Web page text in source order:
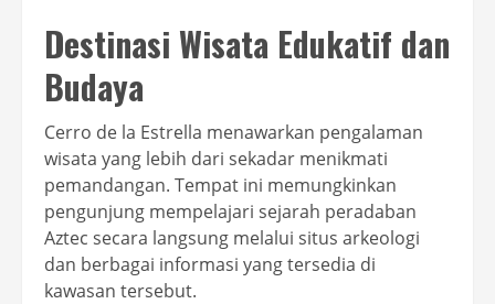
Destinasi Wisata Edukatif dan
Budaya
Cerro de la Estrella menawarkan pengalaman
wisata yang lebih dari sekadar menikmati
pemandangan. Tempat ini memungkinkan
pengunjung mempelajari sejarah peradaban
Aztec secara langsung melalui situs arkeologi
dan berbagai informasi yang tersedia di
kawasan tersebut.